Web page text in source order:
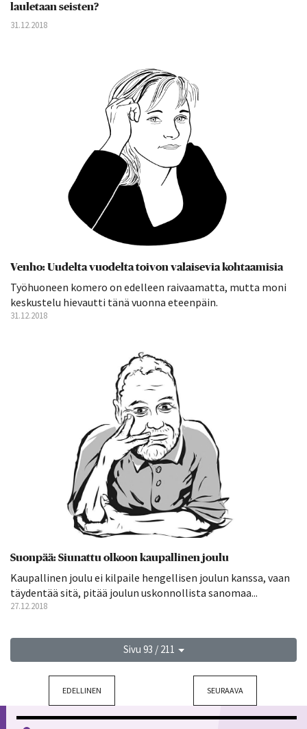
lauletaan seisten?
31.12.2018
Venho: Uudelta vuodelta toivon valaisevia kohtaamisia
Työhuoneen komero on edelleen raivaamatta, mutta moni
keskustelu hievautti tänä vuonna eteenpäin.
31.12.2018
Suonpää: Siunattu olkoon kaupallinen joulu
Kaupallinen joulu ei kilpaile hengellisen joulun kanssa, vaan
täydentää sitä, pitää joulun uskonnollista sanomaa...
27.12.2018
Sivu 93 / 211
EDELLINEN SEURAAVA